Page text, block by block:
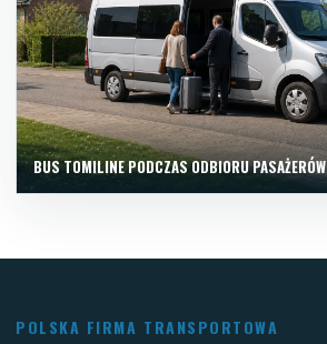
BUS TOMILINE PODCZAS ODBIORU PASAŻERÓW
POLSKA FIRMA TRANSPORTOWA